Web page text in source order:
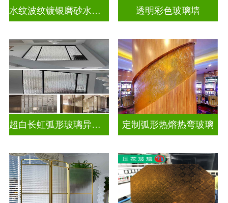
水纹波纹镀银磨砂水晶砖 透明彩色玻璃墙
超白长虹弧形玻璃异形弧形玻璃 定制弧形热熔热弯玻璃